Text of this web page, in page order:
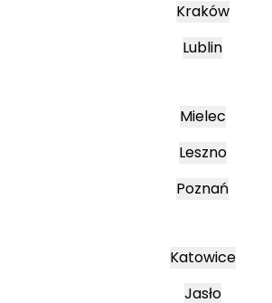
Kraków
Lublin
Mielec
Leszno
Poznań
Katowice
Jasło